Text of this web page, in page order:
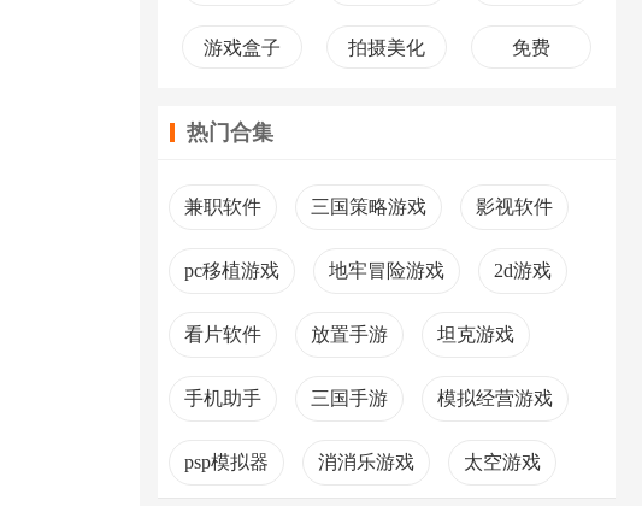
游戏盒子 拍摄美化 免费
热门合集
兼职软件 三国策略游戏 影视软件
pc移植游戏 地牢冒险游戏 2d游戏
看片软件 放置手游 坦克游戏
手机助手 三国手游 模拟经营游戏
psp模拟器 消消乐游戏 太空游戏